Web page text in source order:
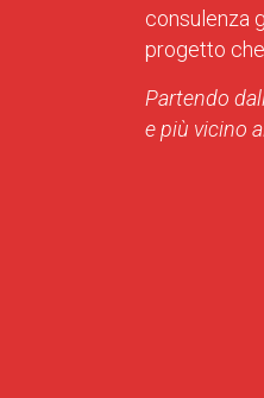
consulenza
progetto
Partendo
e più vicino